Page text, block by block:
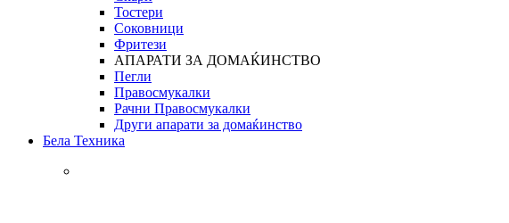
Тостери
Соковници
Фритези
АПАРАТИ ЗА ДОМАЌИНСТВО
Пегли
Правосмукалки
Рачни Правосмукалки
Други апарати за домаќинство
Бела Техника